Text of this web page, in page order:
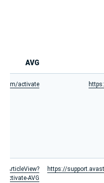
AVG
activate
https://
AVG